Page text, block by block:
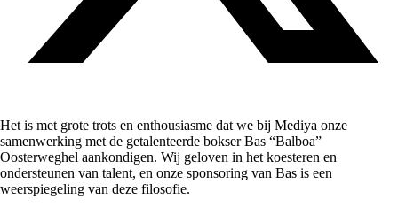
Het is met grote trots en enthousiasme dat we bij Mediya onze
samenwerking met de getalenteerde bokser Bas “Balboa”
Oosterweghel aankondigen. Wij geloven in het koesteren en
ondersteunen van talent, en onze sponsoring van Bas is een
weerspiegeling van deze filosofie.